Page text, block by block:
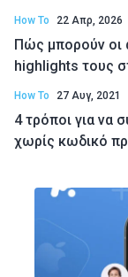
How To 22 Απρ, 2026
Πώς μπορούν οι
highlights τους
How To 27 Αυγ, 2021
4 τρόποι για να
χωρίς κωδικό